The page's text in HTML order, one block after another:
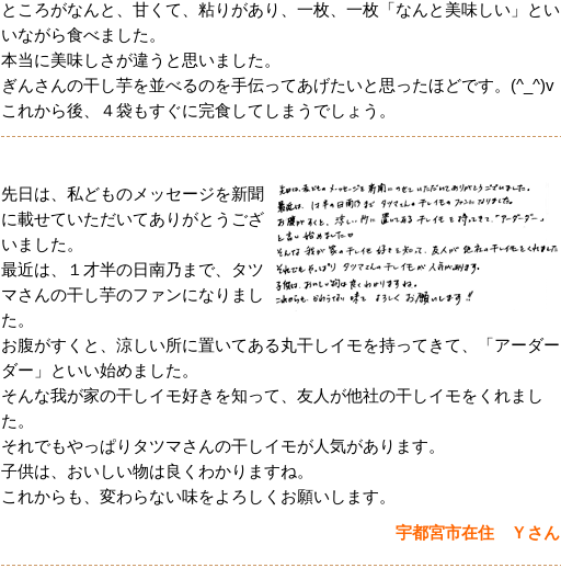
ところがなんと、甘くて、粘りがあり、一枚、一枚「なんと美味しい」とい
いながら食べました。
本当に美味しさが違うと思いました。
ぎんさんの干し芋を並べるのを手伝ってあげたいと思ったほどです。(^_^)v
これから後、４袋もすぐに完食してしまうでしょう。
先日は、私どものメッセージを新聞
に載せていただいてありがとうござ
いました。
最近は、１才半の日南乃まで、タツ
マさんの干し芋のファンになりまし
た。
お腹がすくと、涼しい所に置いてある丸干しイモを持ってきて、「アーダー
ダー」といい始めました。
そんな我が家の干しイモ好きを知って、友人が他社の干しイモをくれまし
た。
それでもやっぱりタツマさんの干しイモが人気があります。
子供は、おいしい物は良くわかりますね。
これからも、変わらない味をよろしくお願いします。
宇都宮市在住 Ｙさん